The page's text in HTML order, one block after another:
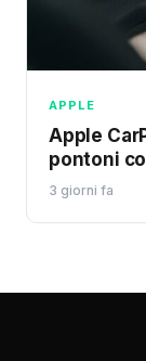
APPLE
Apple
pontoni
3 giorni fa